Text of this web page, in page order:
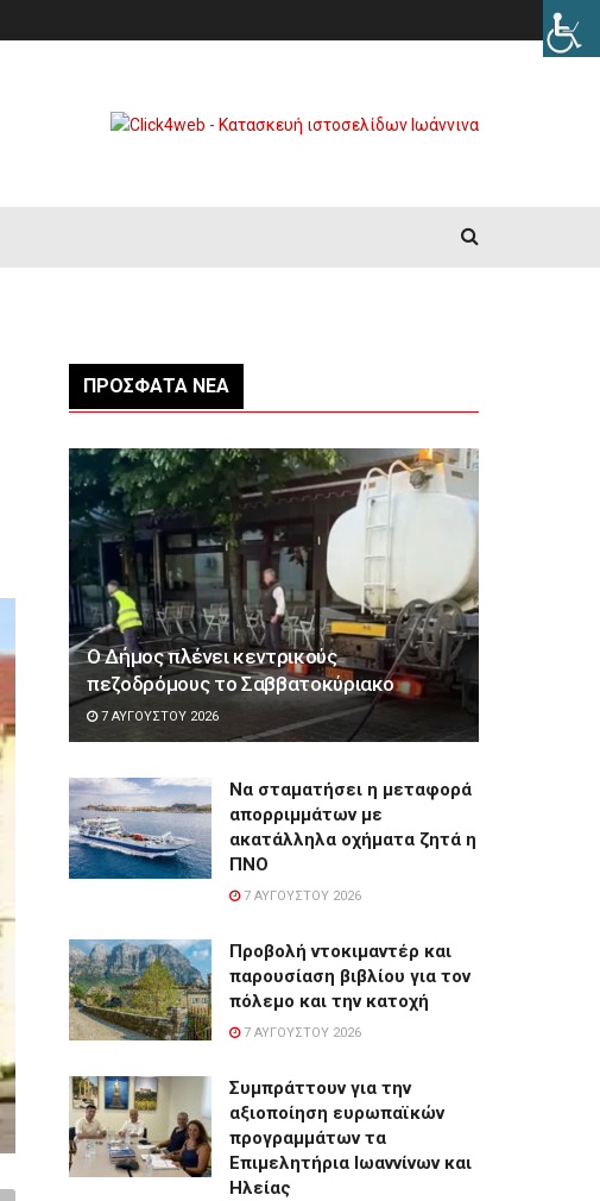
ΠΡΌΣΦΑΤΑ ΝΈΑ
Ο Δήμος πλένει κεντρικούς
πεζοδρόμους το Σαββατοκύριακο
7 ΑΥΓΟΎΣΤΟΥ 2026
Να σταματήσει η μεταφορά
απορριμμάτων με
ακατάλληλα οχήματα ζητά η
ΠΝΟ
7 ΑΥΓΟΎΣΤΟΥ 2026
Προβολή ντοκιμαντέρ και
παρουσίαση βιβλίου για τον
πόλεμο και την κατοχή
7 ΑΥΓΟΎΣΤΟΥ 2026
Συμπράττουν για την
αξιοποίηση ευρωπαϊκών
προγραμμάτων τα
Επιμελητήρια Ιωαννίνων και
Ηλείας